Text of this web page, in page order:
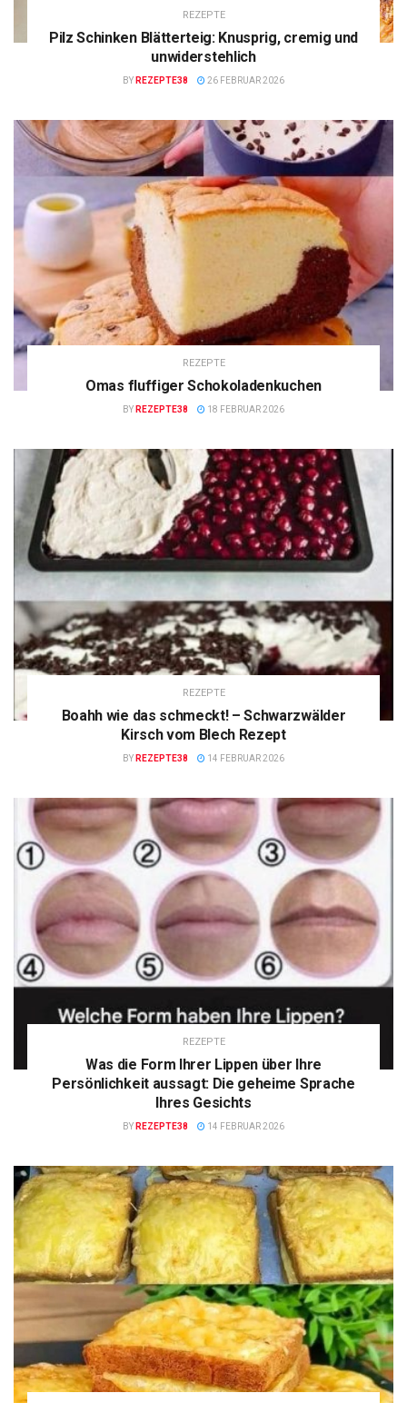
REZEPTE
Pilz Schinken Blätterteig: Knusprig, cremig und
unwiderstehlich
BY REZEPTE38 26 FEBRUAR 2026
REZEPTE
Omas fluffiger Schokoladenkuchen
BY REZEPTE38 18 FEBRUAR 2026
REZEPTE
Boahh wie das schmeckt! – Schwarzwälder
Kirsch vom Blech Rezept
BY REZEPTE38 14 FEBRUAR 2026
REZEPTE
Was die Form Ihrer Lippen über Ihre
Persönlichkeit aussagt: Die geheime Sprache
Ihres Gesichts
BY REZEPTE38 14 FEBRUAR 2026